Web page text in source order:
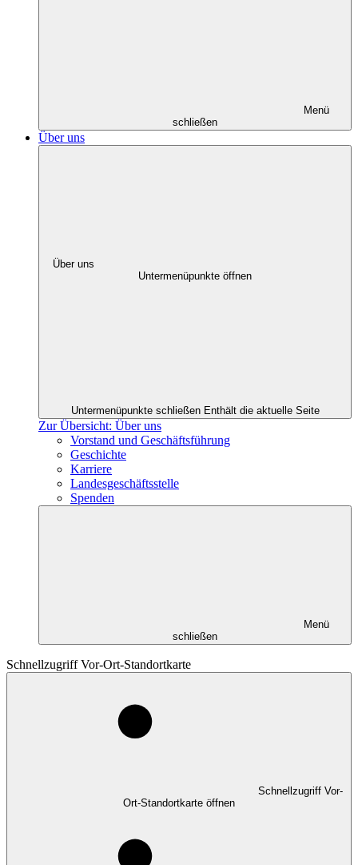
Menü
schließen
Über uns
Über uns
Untermenüpunkte öffnen
Untermenüpunkte schließen Enthält die aktuelle Seite
Zur Übersicht: Über uns
Vorstand und Geschäftsführung
Geschichte
Karriere
Landesgeschäftsstelle
Spenden
Menü
schließen
Schnellzugriff Vor-Ort-Standortkarte
Schnellzugriff Vor-
Ort-Standortkarte öffnen